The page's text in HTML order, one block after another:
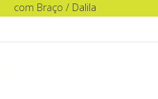
com Braço / Dalila